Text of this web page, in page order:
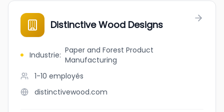
Distinctive Wood Designs
Industrie: Paper and Forest Product
Manufacturing
1-10 employés
distinctivewood.com